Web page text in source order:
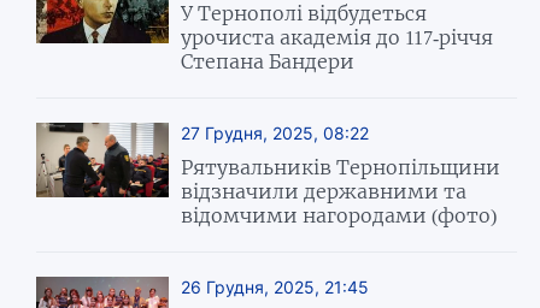
У Тернополі відбудеться
урочиста академія до 117-річчя
Степана Бандери
27 Грудня, 2025, 08:22
Рятувальників Тернопільщини
відзначили державними та
відомчими нагородами (фото)
26 Грудня, 2025, 21:45